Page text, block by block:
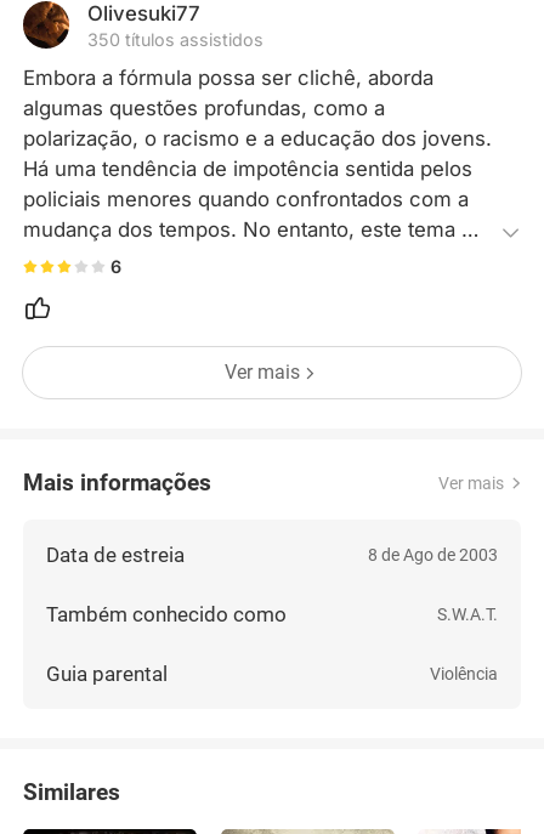
Olivesuki77
350 títulos assistidos
Embora a fórmula possa ser clichê, aborda
algumas questões profundas, como a
polarização, o racismo e a educação dos jovens.
Há uma tendência de impotência sentida pelos
policiais menores quando confrontados com a
mudança dos tempos. No entanto, este tema
parece um tanto superficial, muitas vezes
episódio.
6
Ver mais
Mais informações Ver mais
Data de estreia 8 de Ago de 2003
Também conhecido como S.W.A.T.
Guia parental Violência
Similares